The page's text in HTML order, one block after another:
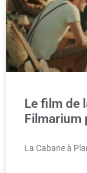
Le film de
Filmarium
La Cabane à